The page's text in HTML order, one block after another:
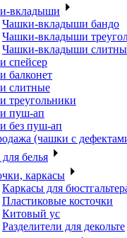
вкладыши
Чашки-вкладыши бандо
Чашки-вкладыши
Чашки-вкладыши
спейсер
балконет
слитные
треугольники
пуш-ап
без пуш-ап
(чашки с
белья
каркасы
Каркасы для
Пластиковые косточки
Китовый ус
Разделители для декольте